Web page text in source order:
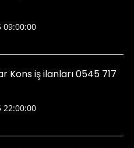
09:00:00
Kons iş ilanları 0545 717
22:00:00